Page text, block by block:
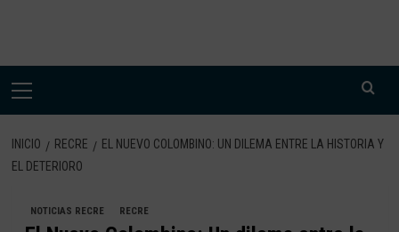
Menú
INICIO RECRE
EL NUEVO COLOMBINO: UN DILEMA ENTRE LA HISTORIA Y
EL DETERIORO
NOTICIAS RECRE RECRE